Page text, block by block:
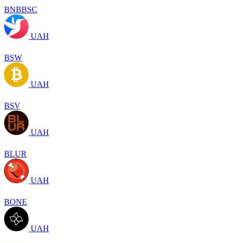
BNBBSC
UAH
BSW
UAH
BSV
UAH
BLUR
UAH
BONE
UAH